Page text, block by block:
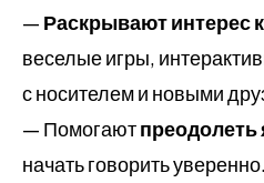
— Раскрывают интерес
веселые игры,
с носителем и новыми
— Помогают
начать говорить уверенно.